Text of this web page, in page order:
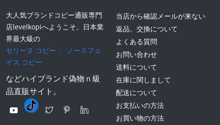
大人気ブランドコピー通販専門
店levelkopiへようこそ。日本業
界最大級の
セリーヌ コピー
ノースフェ
イス コピー
などハイブランド偽物ｎ級
品直販サイト。
当店から確認メールが来ない
返品、交換について
よくある質問
お問い合わせ
送料について
在庫に関しまして
配送について
お支払いの方法
お買い物の方法